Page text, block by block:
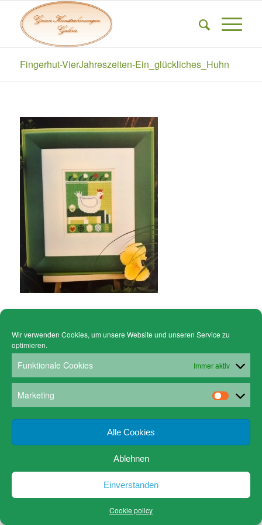
Wir verwenden Cookies, um unsere Website und unseren Service zu
optimieren.
Funktionale Cookies Immer aktiv
Marketing
Alle Cookies
Ablehnen
Einverstanden
Cookie policy
Fingerhut-VierJahreszeiten-Ein_glückliches_Huhn
© Copyright - Gruen Stickgalerie -
Cookie policy (EU)
www.gruen-kunstrahmungen.com Impressum / Kontakt